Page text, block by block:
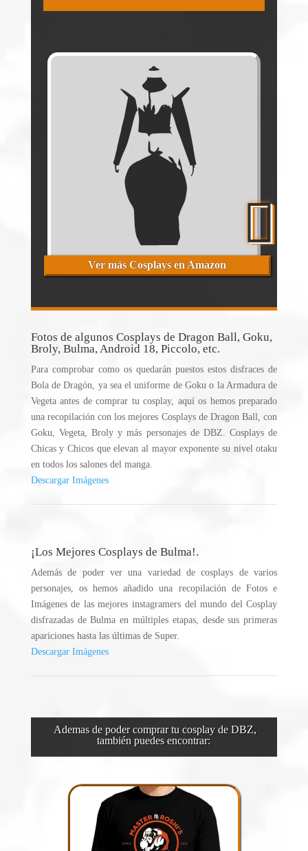
Ver más Cosplays en Amazon
Fotos de algunos Cosplays de Dragon Ball, Goku,
Broly, Bulma, Android 18, Piccolo, etc.
Para comprobar como os quedarán puestos estos disfraces de
Bola de Dragón, ya sea el uniforme de Goku o la Armadura de
Vegeta antes de comprar tu cosplay, aquí os hemos preparado
una recopilación con los mejores Cosplays de Dragon Ball, con
Goku, Vegeta, Broly y más personajes de DBZ. Cosplays de
Chicas y Chicos que elevan al mayor exponente su nivel otaku
en todos los salones del manga.
Descargar Imágenes
¡Los Mejores Cosplays de Bulma!.
Además de poder ver una variedad de cosplays de varios
personajes, os hemos añadido una recopilación de Fotos e
Imágenes de las mejores instagramers del mundo del Cosplay
disfrazadas de Bulma en múltiples etapas, desde sus primeras
apariciones hasta las últimas de Super.
Descargar Imágenes
Ademas de poder comprar tu cosplay de DBZ,
también puedes encontrar: